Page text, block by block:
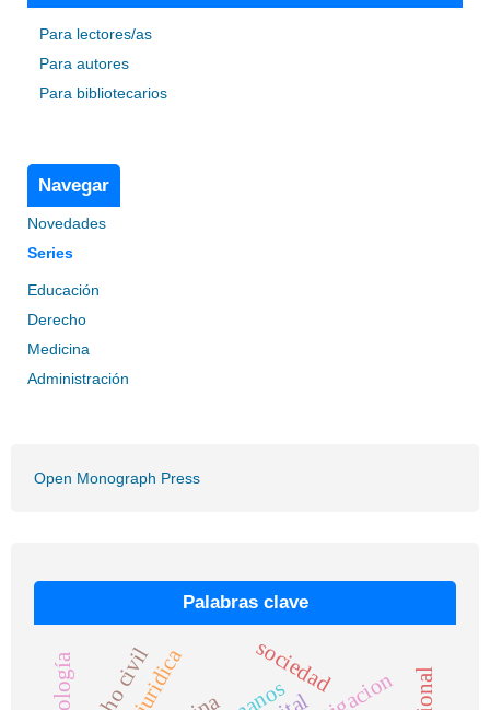
Para lectores/as
Para autores
Para bibliotecarios
Navegar
Novedades
Series
Educación
Derecho
Medicina
Administración
Open Monograph Press
Palabras clave
sociedad